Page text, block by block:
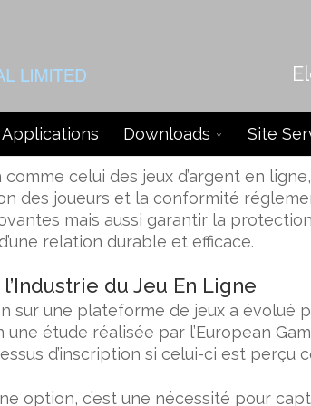
Applications Downloads Site
en Ligne :
du Jeu en Ligne
celui des jeux d’argent en
des joueurs et la conformité
mais aussi garantir la
relation durable et efficace.
du Jeu En Ligne
sur une plateforme de jeux a
étude réalisée par l’European
d’inscription si celui-ci est perçu
option, c’est une nécessité pour